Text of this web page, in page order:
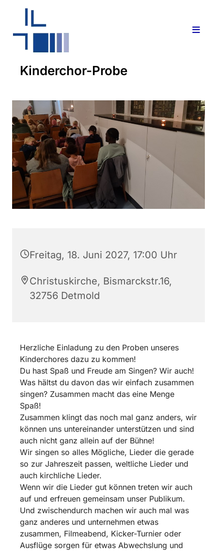
Kinderchor-Probe
Freitag, 18. Juni 2027, 17:00 Uhr
Christuskirche, Bismarckstr.16,
32756 Detmold
Herzliche Einladung zu den Proben unseres
Kinderchores dazu zu kommen!
Du hast Spaß und Freude am Singen? Wir auch!
Was hältst du davon das wir einfach zusammen
singen? Zusammen macht das eine Menge
Spaß!
Zusammen klingt das noch mal ganz anders, wir
können uns untereinander unterstützen und sind
auch nicht ganz allein auf der Bühne!
Wir singen so alles Mögliche, Lieder die gerade
so zur Jahreszeit passen, weltliche Lieder und
auch kirchliche Lieder.
Wenn wir die Lieder gut können treten wir auch
auf und erfreuen gemeinsam unser Publikum.
Und zwischendurch machen wir auch mal was
ganz anderes und unternehmen etwas
zusammen, Filmeabend, Kicker-Turnier oder
Ausflüge sorgen für etwas Abwechslung und